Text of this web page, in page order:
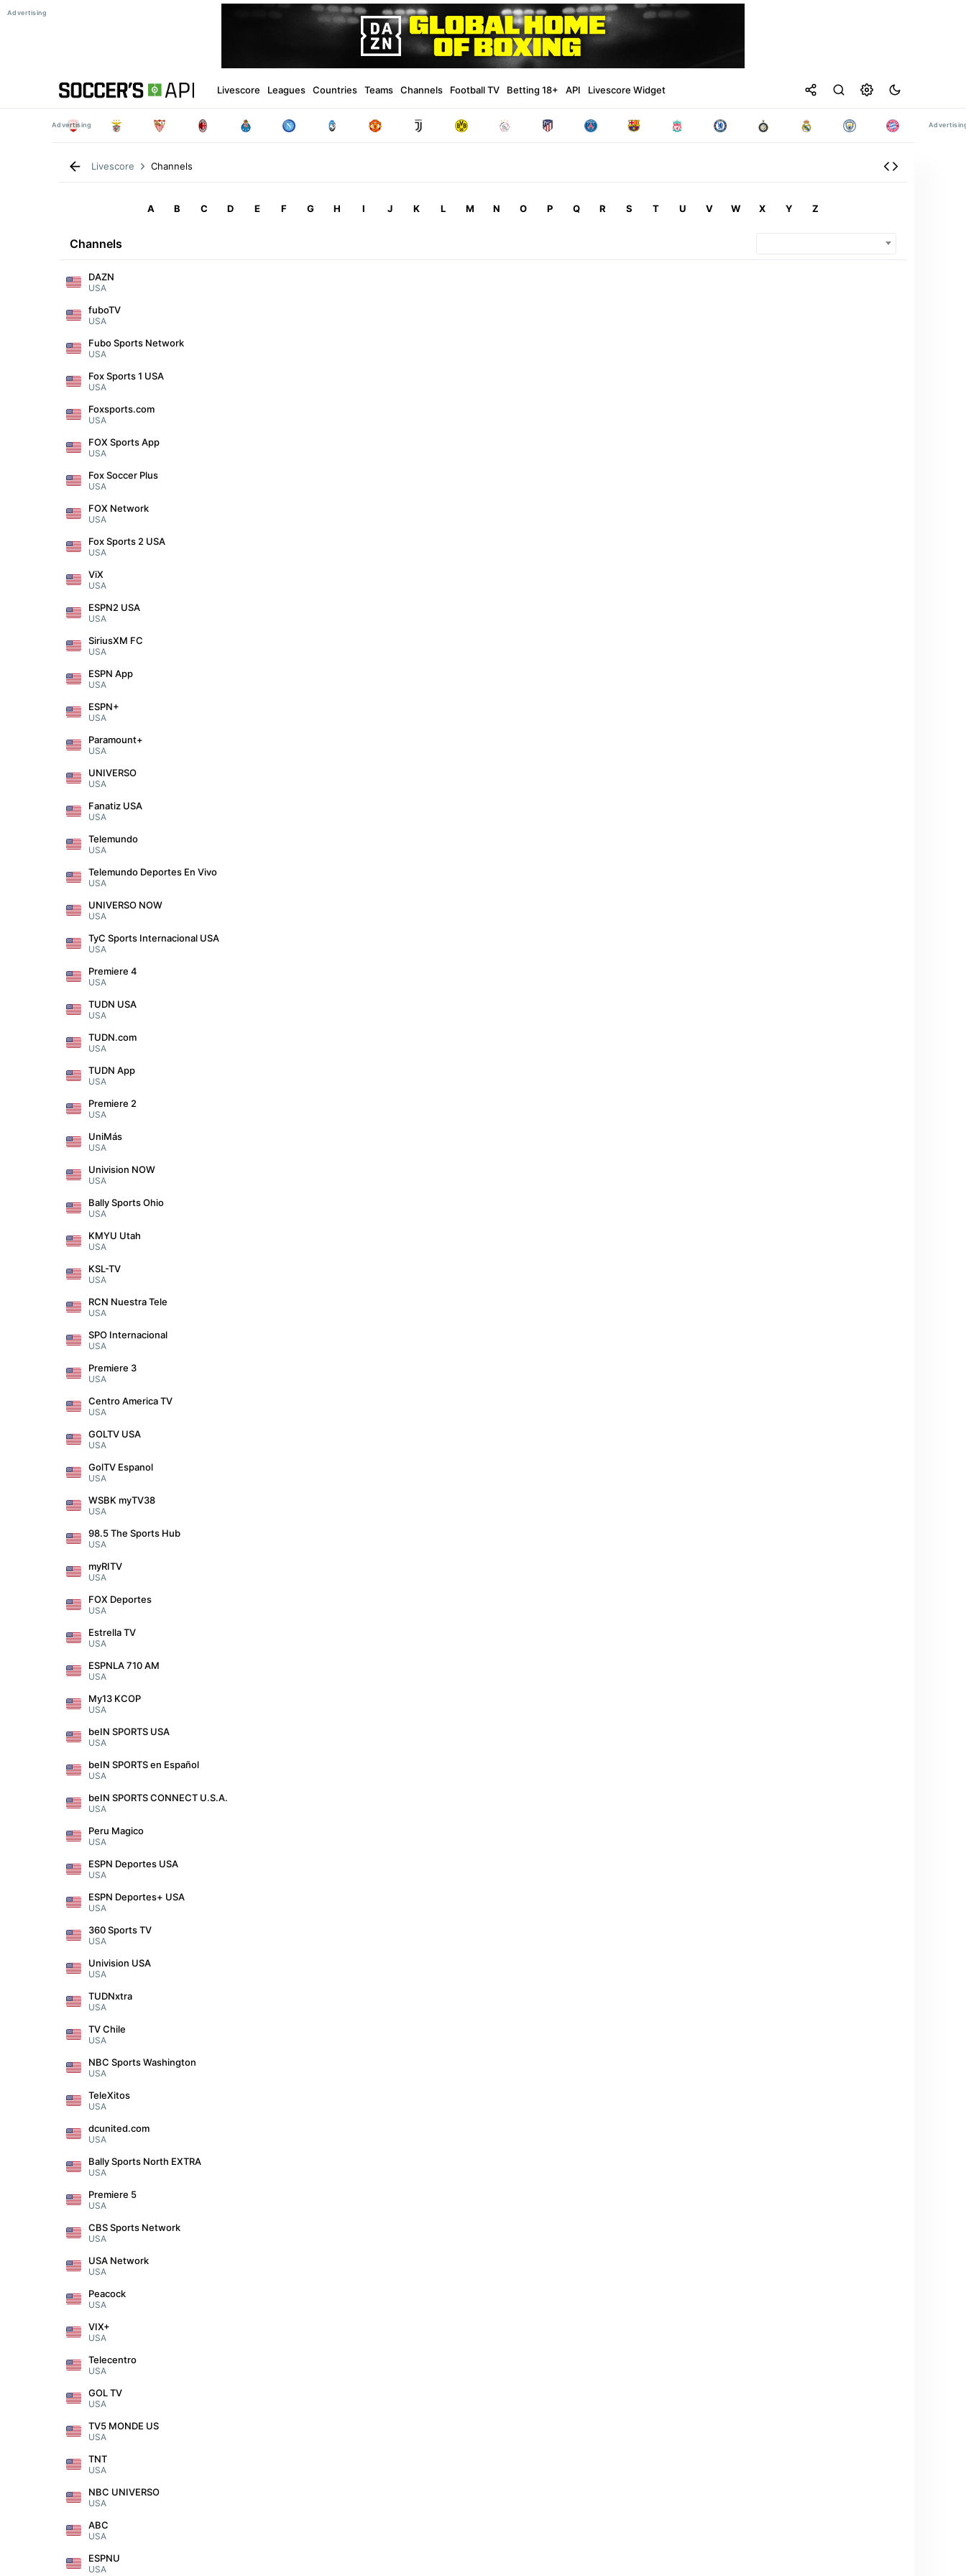
Livescore Leagues Countries Teams Channels Football TV Betting 18+ API Livescore Widget
Livescore Channels
A B C D E F G H I J K L M N O P Q R S T U V W X Y Z
Channels
DAZN
USA
fuboTV
USA
Fubo Sports Network
USA
Fox Sports 1 USA
USA
Foxsports.com
USA
FOX Sports App
USA
Fox Soccer Plus
USA
FOX Network
USA
Fox Sports 2 USA
USA
ViX
USA
ESPN2 USA
USA
SiriusXM FC
USA
ESPN App
USA
ESPN+
USA
Paramount+
USA
UNIVERSO
USA
Fanatiz USA
USA
Telemundo
USA
Telemundo Deportes En Vivo
USA
UNIVERSO NOW
USA
TyC Sports Internacional USA
USA
Premiere 4
USA
TUDN USA
USA
TUDN.com
USA
TUDN App
USA
Premiere 2
USA
UniMás
USA
Univision NOW
USA
Bally Sports Ohio
USA
KMYU Utah
USA
KSL-TV
USA
RCN Nuestra Tele
USA
SPO Internacional
USA
Premiere 3
USA
Centro America TV
USA
GOLTV USA
USA
GolTV Espanol
USA
WSBK myTV38
USA
98.5 The Sports Hub
USA
myRITV
USA
FOX Deportes
USA
Estrella TV
USA
ESPNLA 710 AM
USA
My13 KCOP
USA
beIN SPORTS USA
USA
beIN SPORTS en Español
USA
beIN SPORTS CONNECT U.S.A.
USA
Peru Magico
USA
ESPN Deportes USA
USA
ESPN Deportes+ USA
USA
360 Sports TV
USA
Univision USA
USA
TUDNxtra
USA
TV Chile
USA
NBC Sports Washington
USA
TeleXitos
USA
dcunited.com
USA
Bally Sports North EXTRA
USA
Premiere 5
USA
CBS Sports Network
USA
USA Network
USA
Peacock
USA
VIX+
USA
Telecentro
USA
GOL TV
USA
TV5 MONDE US
USA
TNT
USA
NBC UNIVERSO
USA
ABC
USA
ESPNU
USA